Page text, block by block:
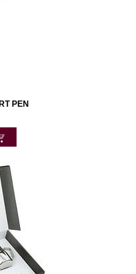
PEN